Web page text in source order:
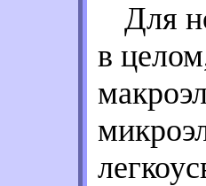
Для
в